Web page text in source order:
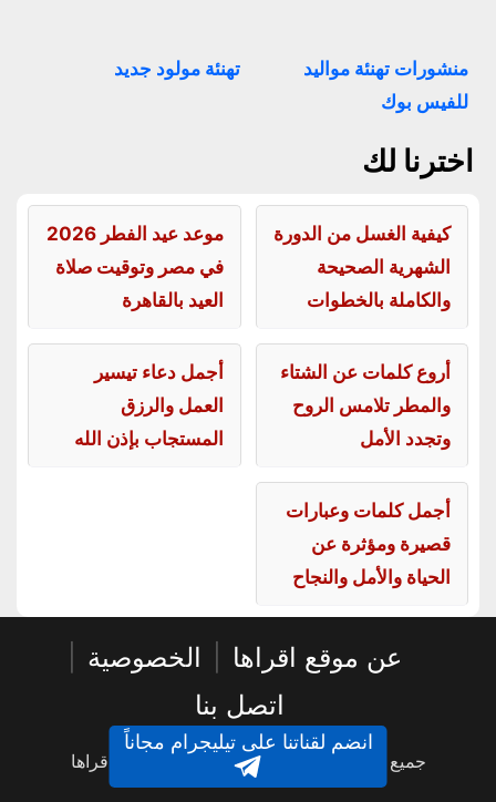
منشورات تهنئة مواليد
للفيس بوك
تهنئة مولود جديد
اخترنا لك
كيفية الغسل من الدورة
الشهرية الصحيحة
والكاملة بالخطوات
موعد عيد الفطر 2026
في مصر وتوقيت صلاة
العيد بالقاهرة
أروع كلمات عن الشتاء
والمطر تلامس الروح
وتجدد الأمل
أجمل دعاء تيسير
العمل والرزق
المستجاب بإذن الله
أجمل كلمات وعبارات
قصيرة ومؤثرة عن
الحياة والأمل والنجاح
عن موقع اقراها الخصوصية
اتصل بنا
جميع الحقوق محفوظة © 2016 - 2026 - اقراها
انضم لقناتنا على تيليجرام مجاناً